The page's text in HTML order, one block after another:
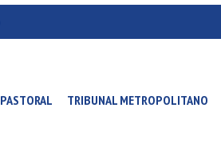
PASTORAL TRIBUNAL METROPOLITANO